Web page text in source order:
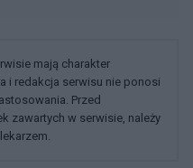
mają charakter
i redakcja serwisu nie ponosi
Przed
zawartych w serwisie, należy